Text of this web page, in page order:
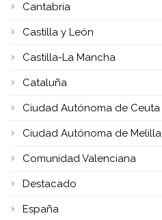
Cantabria
Castilla y León
Castilla-La Mancha
Cataluña
Ciudad Autónoma de Ceuta
Ciudad Autónoma de Melilla
Comunidad Valenciana
Destacado
España